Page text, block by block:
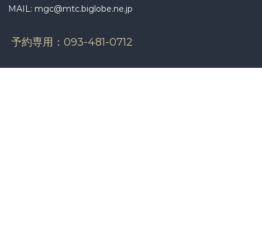
MAIL: mgc@mtc.biglobe.ne.jp
予約専用： 093-481-0712